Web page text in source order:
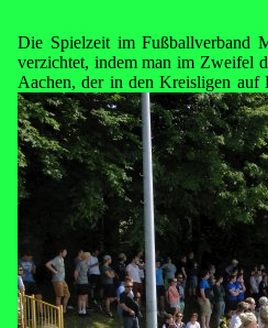
Die Spielzeit im Fußballverband
verzichtet, indem man im Zweifel
Aachen, der in den Kreisligen auf